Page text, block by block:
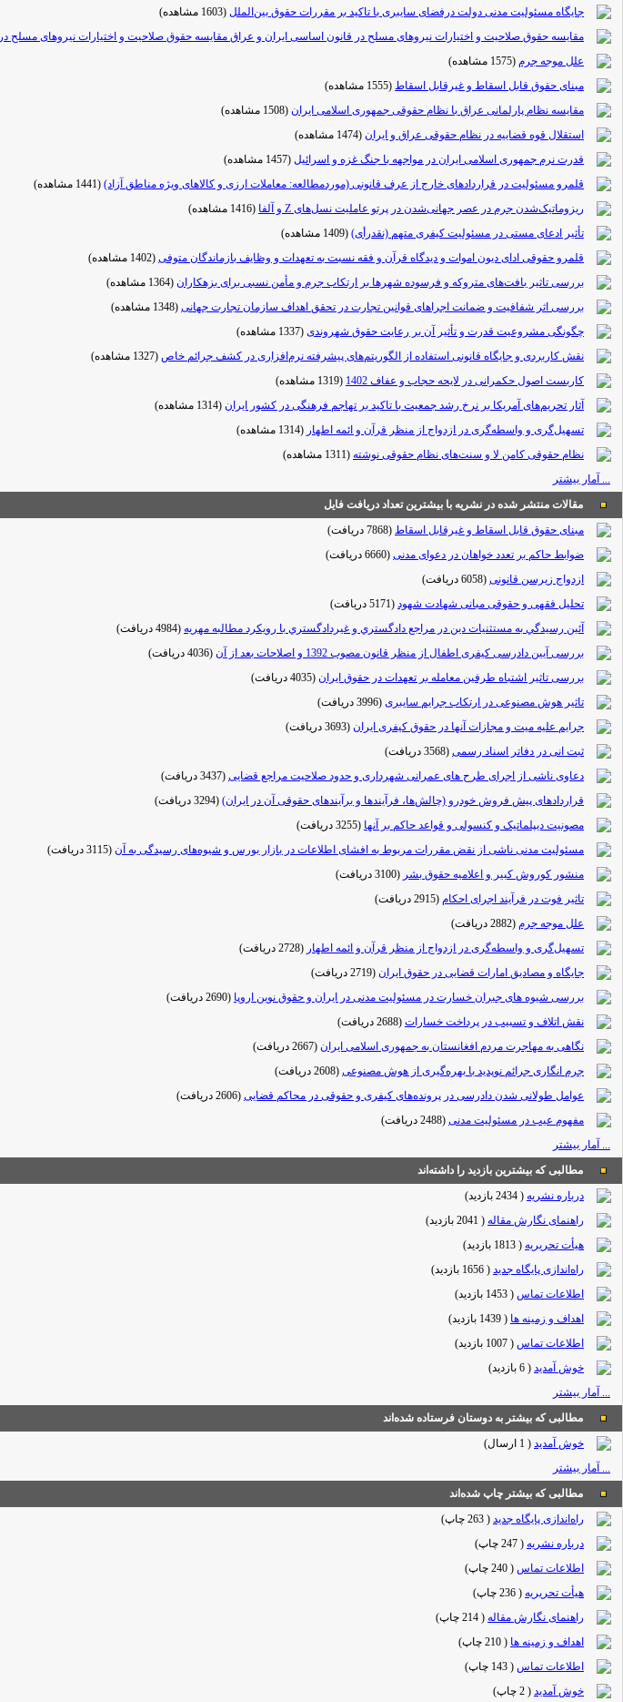
جایگاه مسئولیت مدنی دولت درفضای سایبری با تاکید بر مقررات حقوق بین‌الملل (1603 مشاهده)
مقایسه حقوق صلاحیت و اختیارات نیروهای مسلح در قانون اساسی ایران و عراق مقایسه حقوق صلاحیت و اختیارات نیروهای مسلح
علل موجه جرم (1575 مشاهده)
مبنای حقوق قابل اسقاط و غیرقابل اسقاط (1555 مشاهده)
مقایسه نظام پارلمانی عراق با نظام حقوقی جمهوری اسلامی ایران (1508 مشاهده)
استقلال قوه قضاییه در نظام حقوقی عراق و ایران (1474 مشاهده)
قدرت نرم جمهوری اسلامی ایران در مواجهه با جنگ غزه و اسرائیل (1457 مشاهده)
قلمرو مسئولیت در قراردادهای خارج از عرف قانونی (موردمطالعه: معاملات ارزی و کالاهای ویژه مناطق آزاد) (1441 مشاهده)
ریزوماتیک‌شدن جرم در عصر جهانی‌شدن در پرتو عاملیت نسل‌های Z و آلفا
(1416 مشاهده)
تأثیر ادعای مستی در مسئولیت کیفری متهم (نقدرأی) (1409 مشاهده)
قلمرو حقوقی ادای دیون اموات و دیدگاه قرآن و فقه نسبت به تعهدات و وظایف بازماندگان متوفی (1402 مشاهده)
بررسی تاثیر بافت‌های متروکه و فرسوده شهرها بر ارتکاب جرم و مأمن نسبی برای بزهکاران (1364 مشاهده)
بررسی اثر شفافیت و ضمانت اجراهای قوانین تجارت در تحقق اهداف سازمان تجارت جهانی (1348 مشاهده)
چگونگی مشروعیت قدرت و تأثیر آن بر رعایت حقوق شهروندی (1337 مشاهده)
نقش کاربردی و جایگاه قانونی استفاده از الگوریتم‌های پیشرفته نرم‌افزاری در کشف جرائم خاص (1327 مشاهده)
کاربست اصول حکمرانی در لایحه حجاب و عفاف 1402
(1319 مشاهده)
آثار تحریم‌های آمریکا بر نرخ رشد جمعیت با تاکید بر تهاجم فرهنگی در کشور ایران (1314 مشاهده)
تسهیل‌گری و واسطه‌گری در ازدواج از منظر قرآن و ائمه اطهار (1314 مشاهده)
نظام حقوقی کامن لا و سنت‌های نظام حقوقی نوشته (1311 مشاهده)
... آمار بیشتر
مقالات منتشر شده در نشریه با بیشترین تعداد دریافت فایل
مبنای حقوق قابل اسقاط و غیرقابل اسقاط (7868 دریافت)
ضوابط حاکم بر تعدد خواهان در دعوای مدنی (6660 دریافت)
ازدواج زیرسن قانونی (6058 دریافت)
تحلیل فقهی و حقوقی مبانی شهادت شهود (5171 دریافت)
آئين رسيدگي به مستثنيات دين در مراجع دادگستري و غيردادگستري با رويكرد مطالبه مهريه (4984 دریافت)
بررسی آیین دادرسی کیفری اطفال از منظر قانون مصوب 1392 و اصلاحات بعد از آن
(4036 دریافت)
بررسی تاثیر اشتباه طرفین معامله بر تعهدات در حقوق ایران (4035 دریافت)
تاثیر هوش مصنوعی در ارتکاب جرایم سایبری (3996 دریافت)
جرایم علیه میت و مجازات آنها در حقوق کیفری ایران (3693 دریافت)
ثبت انی در دفاتر اسناد رسمی (3568 دریافت)
دعاوی ناشی از اجرای طرح های عمرانی شهرداری و حدود صلاحیت مراجع قضایی (3437 دریافت)
قراردادهای پیش فروش خودرو (چالش‌ها، فرآیندها و برآیندهای حقوقی آن در ایران) (3294 دریافت)
مصونیت دیپلماتیک و کنسولی و قواعد حاکم بر آنها (3255 دریافت)
مسئولیت مدنی ناشی از نقض مقررات مربوط به افشای اطلاعات در بازار بورس و شیوه‌های رسیدگی به آن (3115 دریافت)
منشور کوروش کبیر و اعلامیه حقوق بشر (3100 دریافت)
تاثیر فوت در فرآیند اجرای احکام (2915 دریافت)
علل موجه جرم (2882 دریافت)
تسهیل‌گری و واسطه‌گری در ازدواج از منظر قرآن و ائمه اطهار (2728 دریافت)
جایگاه و مصادیق امارات قضایی در حقوق ایران (2719 دریافت)
بررسی شیوه های جبران خسارت در مسئولیت مدنی در ایران و حقوق نوین اروپا (2690 دریافت)
نقش اتلاف و تسبیب در پرداخت خسارات (2688 دریافت)
نگاهی به مهاجرت مردم افغانستان به جمهوری اسلامی ایران (2667 دریافت)
جرم انگاری جرائم نوپدید با بهره‌گیری از هوش مصنوعی (2608 دریافت)
عوامل طولانی شدن دادرسی در پرونده‌های کیفری و حقوقی در محاکم قضایی (2606 دریافت)
مفهوم عیب در مسئولیت مدنی (2488 دریافت)
... آمار بیشتر
مطالبی که بیشترین بازدید را داشته‌اند
درباره نشریه (
)
راهنمای نگارش مقاله (
)
هیأت تحریریه (
)
راه‌اندازی پایگاه جدید (
)
اطلاعات تماس (
)
اهداف و زمینه ها (
)
اطلاعات تماس (
)
خوش آمدید (
)
... آمار بیشتر
مطالبی که بیشتر به دوستان فرستاده شده‌اند
خوش آمدید (
)
... آمار بیشتر
مطالبی که بیشتر چاپ شده‌اند
راه‌اندازی پایگاه جدید (
)
درباره نشریه (
)
اطلاعات تماس (
)
هیأت تحریریه (
)
راهنمای نگارش مقاله (
)
اهداف و زمینه ها (
)
اطلاعات تماس (
)
خوش آمدید (
)